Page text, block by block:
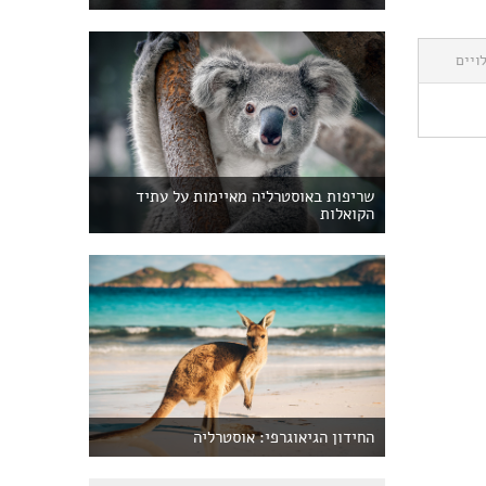
שריפות באוסטרליה מאיימות על עתיד
הקואלות
החידון הגיאוגרפי: אוסטרליה